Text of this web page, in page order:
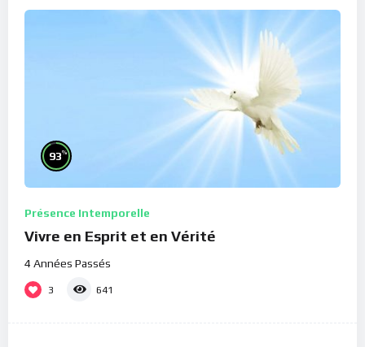
93%
Présence Intemporelle
Vivre en Esprit et en Vérité
4 Années Passés
3 641